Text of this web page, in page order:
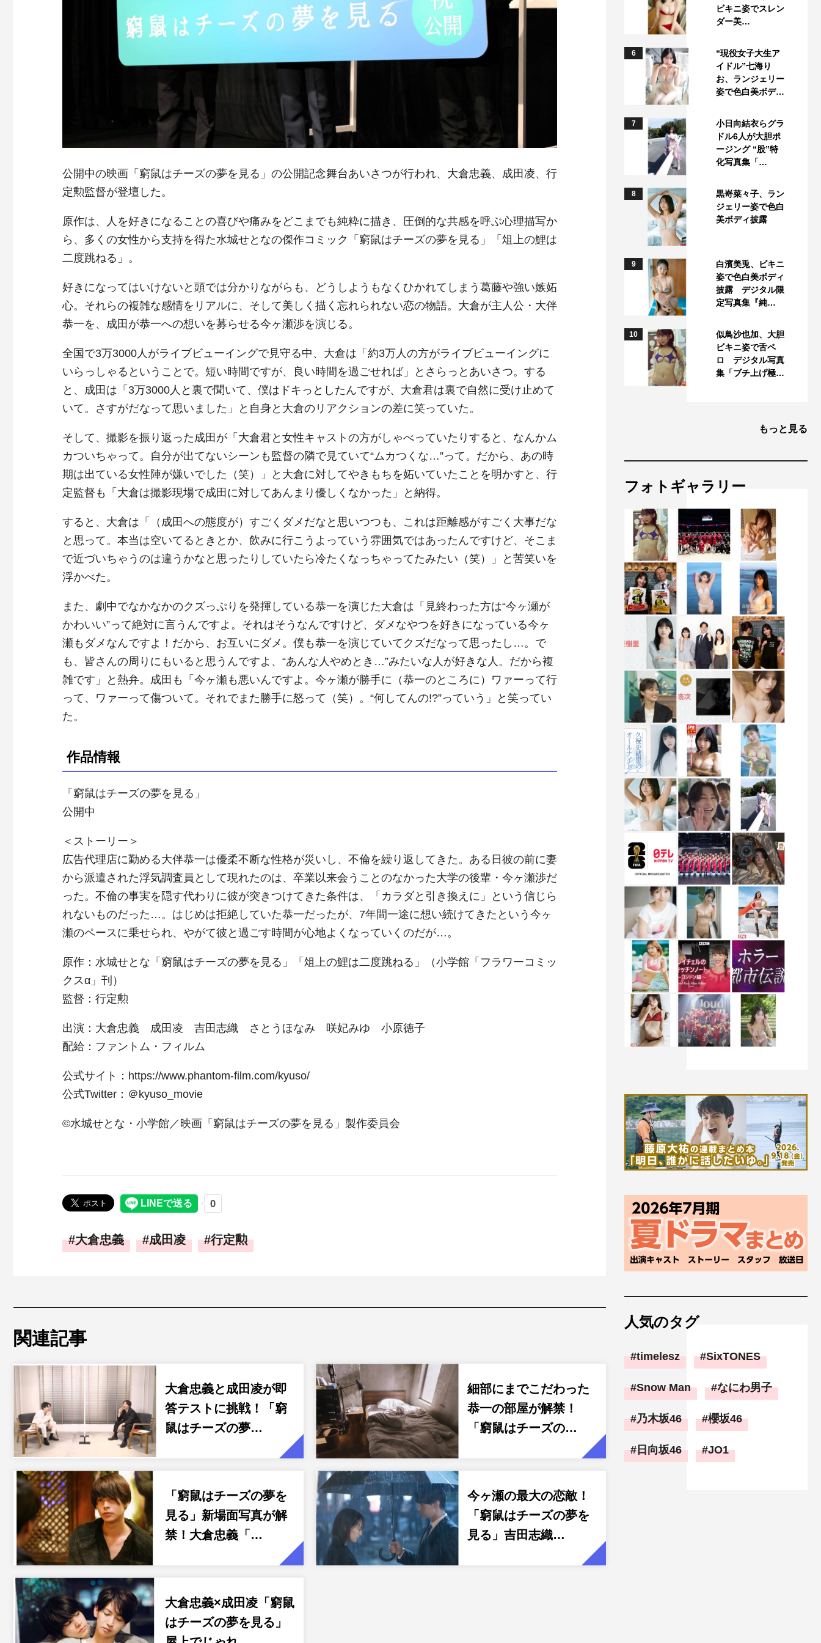
公開中の映画「窮鼠はチーズの夢を見る」の公開記念舞台あいさつが行われ、大倉忠義、成田凌、行
定勲監督が登壇した。
原作は、人を好きになることの喜びや痛みをどこまでも純粋に描き、圧倒的な共感を呼ぶ心理描写か
ら、多くの女性から支持を得た水城せとなの傑作コミック「窮鼠はチーズの夢を見る」「俎上の鯉は
二度跳ねる」。
好きになってはいけないと頭では分かりながらも、どうしようもなくひかれてしまう葛藤や強い嫉妬
心。それらの複雑な感情をリアルに、そして美しく描く忘れられない恋の物語。大倉が主人公・大伴
恭一を、成田が恭一への想いを募らせる今ヶ瀬渉を演じる。
全国で3万3000人がライブビューイングで見守る中、大倉は「約3万人の方がライブビューイングに
いらっしゃるということで。短い時間ですが、良い時間を過ごせれば」とさらっとあいさつ。する
と、成田は「3万3000人と裏で聞いて、僕はドキっとしたんですが、大倉君は裏で自然に受け止めて
いて。さすがだなって思いました」と自身と大倉のリアクションの差に笑っていた。
そして、撮影を振り返った成田が「大倉君と女性キャストの方がしゃべっていたりすると、なんかム
カついちゃって。自分が出てないシーンも監督の隣で見ていて“ムカつくな…”って。だから、あの時
期は出ている女性陣が嫌いでした（笑）」と大倉に対してやきもちを妬いていたことを明かすと、行
定監督も「大倉は撮影現場で成田に対してあんまり優しくなかった」と納得。
すると、大倉は「（成田への態度が）すごくダメだなと思いつつも、これは距離感がすごく大事だな
と思って。本当は空いてるときとか、飲みに行こうよっていう雰囲気ではあったんですけど、そこま
で近づいちゃうのは違うかなと思ったりしていたら冷たくなっちゃってたみたい（笑）」と苦笑いを
浮かべた。
また、劇中でなかなかのクズっぷりを発揮している恭一を演じた大倉は「見終わった方は“今ヶ瀬が
かわいい”って絶対に言うんですよ。それはそうなんですけど、ダメなやつを好きになっている今ヶ
瀬もダメなんですよ！だから、お互いにダメ。僕も恭一を演じていてクズだなって思ったし…。で
も、皆さんの周りにもいると思うんですよ、“あんな人やめとき…”みたいな人が好きな人。だから複
雑です」と熱弁。成田も「今ヶ瀬も悪いんですよ。今ヶ瀬が勝手に（恭一のところに）ワァーって行
って、ワァーって傷ついて。それでまた勝手に怒って（笑）。“何してんの!?”っていう」と笑ってい
た。
作品情報
「窮鼠はチーズの夢を見る」
公開中
＜ストーリー＞
広告代理店に勤める大伴恭一は優柔不断な性格が災いし、不倫を繰り返してきた。ある日彼の前に妻
から派遣された浮気調査員として現れたのは、卒業以来会うことのなかった大学の後輩・今ヶ瀬渉だ
った。不倫の事実を隠す代わりに彼が突きつけてきた条件は、「カラダと引き換えに」という信じら
れないものだった…。はじめは拒絶していた恭一だったが、7年間一途に想い続けてきたという今ヶ
瀬のペースに乗せられ、やがて彼と過ごす時間が心地よくなっていくのだが…。
原作：水城せとな「窮鼠はチーズの夢を見る」「俎上の鯉は二度跳ねる」（小学館「フラワーコミッ
クスα」刊）
監督：行定勲
出演：大倉忠義 成田凌 吉田志織 さとうほなみ 咲妃みゆ 小原徳子
配給：ファントム・フィルム
公式サイト：https://www.phantom-film.com/kyuso/
公式Twitter：＠kyuso_movie
©水城せとな・小学館／映画「窮鼠はチーズの夢を見る」製作委員会
大倉忠義 成田凌 行定勲
関連記事
大倉忠義と成田凌が即
答テストに挑戦！「窮
鼠はチーズの夢…
細部にまでこだわった
恭一の部屋が解禁！
「窮鼠はチーズの…
「窮鼠はチーズの夢を
見る」新場面写真が解
禁！大倉忠義「…
今ヶ瀬の最大の恋敵！
「窮鼠はチーズの夢を
見る」吉田志織…
大倉忠義×成田凌「窮鼠
はチーズの夢を見る」
ビキニ姿でスレン
ダー美…
6
“現役女子大生ア
イドル”七海り
お、ランジェリー
姿で色白美ボデ…
7
小日向結衣らグラ
ドル6人が大胆ポ
ージング “股”特
化写真集「…
8
黒嵜菜々子、ラン
ジェリー姿で色白
美ボディ披露
9
白濱美兎、ビキニ
姿で色白美ボディ
披露 デジタル限
定写真集『純…
10
似鳥沙也加、大胆
ビキニ姿で舌ペ
ロ デジタル写真
集「ブチ上げ極…
もっと見る
フォトギャラリー
人気のタグ
timelesz SixTONES
Snow Man なにわ男子
乃木坂46 櫻坂46
日向坂46 JO1